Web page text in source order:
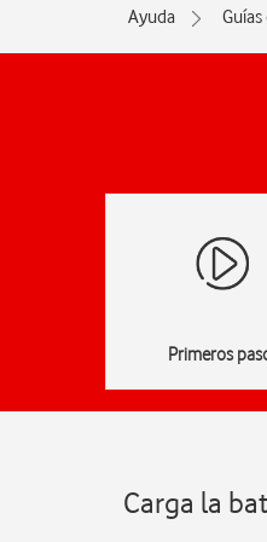
Ayuda
Primeros
Carga la